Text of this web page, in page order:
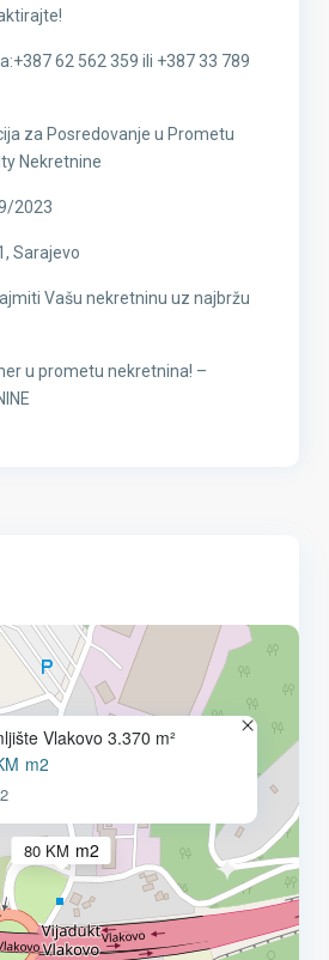
62 562 359 ili +387 33 789
za Posredovanje u Prometu
Nekretnine
2023
Sarajevo
Vašu nekretninu uz najbržu
u prometu nekretnina! –
80 KM m2
Vlakovo 3.370 m²
m2